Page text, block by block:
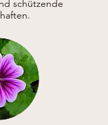
schützende